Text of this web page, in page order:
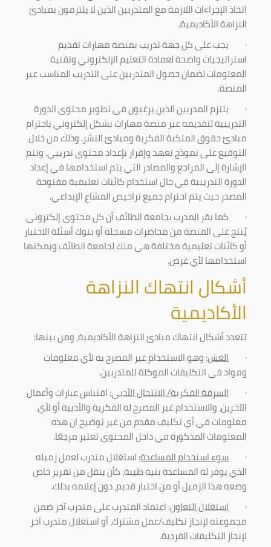
اتخاذ الإجراءات اللازمة مع المتدربين الذين لا يلتزمون بمبادئ
النزاهة الأكاديمية.
· يجب على كل جهة تدريب بمنصة مهارات تقديم
استراتيجيات واضحة لعمادة التعليم الإلكتروني وتقنية
المعلومات لضمان حصول المتدربين على التدريب المناسب عبر
المنصة.
· يلتزم المدربين الذين يرغبون في تطوير محتوى الدورة
التدريبية لتقديمه عبر منصة مهارات بشكل إلكتروني باحترام
مبادئ حقوق الملكية الفكرية ومبادئ النشر. وذلك من خلال
التوقيع على نموذج تعهد وإقرار بإعداد محتوى تدريبي. وتتم
الإشارة إلى المراجع والمصادر التي يتم استخدامها في إعداد
الدورة التدريبية في حال استخدام كائنات تعليمية مفتوحة
المصدر حيث يتم احترام جميع تراخيص المشاع الإبداعي.
· كما يقر المدرب بجامعة الطائف أن كل محتوى إلكتروني
يُنتج على المنصة من محاضرات مسجلة أو بنوك أسئلة الاختبار
أو كائنات تعليمية مختلفة هي ملك لجامعة الطائف ويمكنها
استخدامها لأي غرض.
أشكال انتهاك النزاهة
الأكاديمية
تتعدد أشكال انتهاك مبادئ النزاهة الأكاديمية، ومن بينها:
· الغش: وهو الاستخدام غير المصرح به لأي معلومات
ومواد في التكليفاتالموكلة للمتدربين.
· السرقة الفكرية/ الانتحال الأدبي: اقتباس عبارات وأعمال
الآخرين، والاستخدام غير المصرح له الفكرية والأدبية أو لأي
معلومات في أي تكليف مقدم من غير توضيح ان هذه
المعلومات المذكورة في داخل المحتوى تعتبر مرجعًا.
· سوء استخدام المساعدة: استغلال متدرب لعمل زميله
الذي يوفر له المساعدة بنية طيبة، كأن ينقل من تقرير خاص
وضعه هذا الزميل أو من اختبار قديم، دون إعلامه بذلك.
· استغلال التعاون: اعتماد المتدرب على متدرب آخر ضمن
مجموعته لإنجاز تكليف/عمل مشترك، أو استغلال متدرب آخر
لإنجاز التكليفات الفردية.